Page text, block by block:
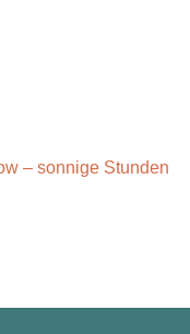
– sonnige Stunden